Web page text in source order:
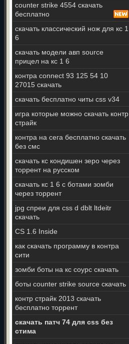
counter strike 4554 скачать
бесплатно
скачать классический нож для кс 1
6
скачать модели авп source
прицел на кс 1 6
контра connect 93 125 54 10
27015 скачать
скачать бесплатно читы css v34
игра которые можно скачать контр
страйк
контра на сега бесплатно скачать
без смс
скачать кс кондишен зеро через
торрент на русском
скачать кс 1 6 с ботами зомби
через торрент
jpg спреи для css d dblt ltdeitr
скачать
CS 1.6 Inside
как скачать программу в контра
сити
зомби боты на кс соурс скачать
боты counter strike source скачать
контр страйк 2013 скачать
бесплатно торрент
скачать патч 74 для css без
стима